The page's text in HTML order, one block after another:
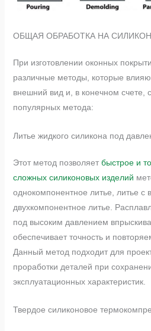
ОБЩАЯ ОБРАБОТКА НА
При изготовлении оконных
различные методы, которые
внешний вид и, в конечном счете,
популярных метода:
Литье жидкого силикона под
Этот метод позволяет быстрое и
сложных силиконовых изделий
однокомпонентное литье, литье с
двухкомпонентное литье.
под высоким давлением
обеспечивает точность и
Данный метод подходит для
проработки деталей при
эксплуатационных характеристик.
Твердое силиконовое